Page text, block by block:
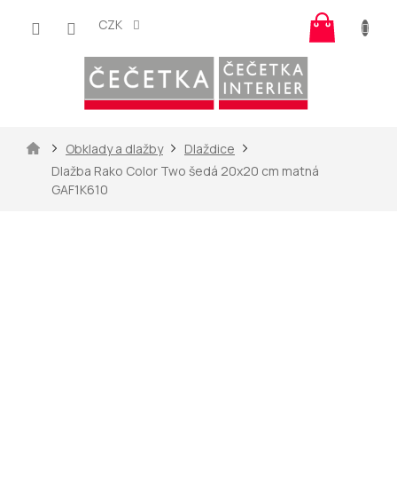
CZK
košík
DomůObklady a dlažby
Dlaždice
Dlažba Rako Color Two šedá 20x20 cm matná
GAF1K610